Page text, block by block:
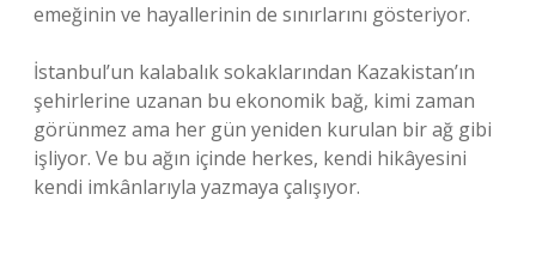
emeğinin ve hayallerinin de sınırlarını gösteriyor.
İstanbul’un kalabalık sokaklarından Kazakistan’ın
şehirlerine uzanan bu ekonomik bağ, kimi zaman
görünmez ama her gün yeniden kurulan bir ağ gibi
işliyor. Ve bu ağın içinde herkes, kendi hikâyesini
kendi imkânlarıyla yazmaya çalışıyor.